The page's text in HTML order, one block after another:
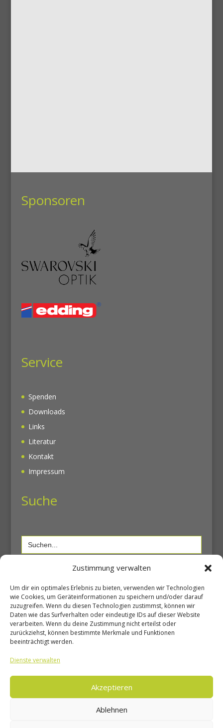
Zustimmung verwalten
Um dir ein optimales Erlebnis zu bieten, verwenden wir Technologien
wie Cookies, um Geräteinformationen zu speichern und/oder darauf
zuzugreifen. Wenn du diesen Technologien zustimmst, können wir
Daten wie das Surfverhalten oder eindeutige IDs auf dieser Website
verarbeiten. Wenn du deine Zustimmung nicht erteilst oder
zurückziehst, können bestimmte Merkmale und Funktionen
beeinträchtigt werden.
Dienste verwalten
Akzeptieren
Ablehnen
Sponsoren
Service
Spenden
Downloads
Links
Literatur
Kontakt
Impressum
Suche
Search
for:
Shop
Shop
Warenkorb
Mein Konto
Unsere Seiten